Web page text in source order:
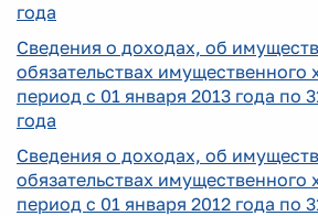
года
Сведения о доходах, об
обязательствах имущественного
период с 01 января 2013 года по
года
Сведения о доходах, об
обязательствах имущественного
период с 01 января 2012 года по